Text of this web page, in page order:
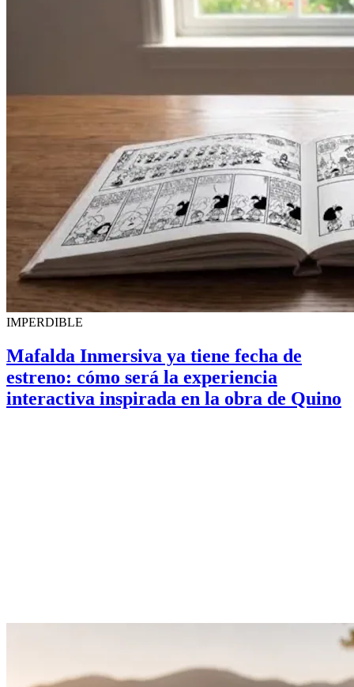
IMPERDIBLE
Mafalda Inmersiva ya tiene fecha de
estreno: cómo será la experiencia
interactiva inspirada en la obra de Quino